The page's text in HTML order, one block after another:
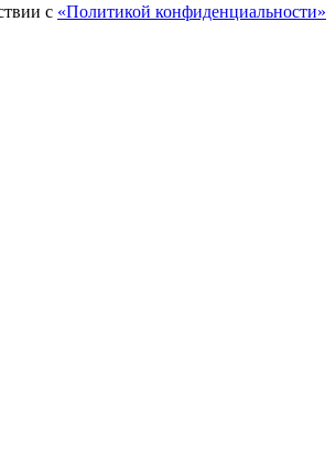
с «Политикой конфиденциальности»